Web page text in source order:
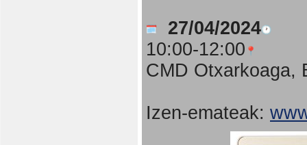
27/04/2024
10:00-12:00
CMD Otxarkoaga,
Izen-emateak: